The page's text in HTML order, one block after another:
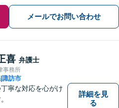
メールでお問い合わせ
喜 弁護士
事務所
|諏訪市
寧な対応を心がけ
詳細を見
る